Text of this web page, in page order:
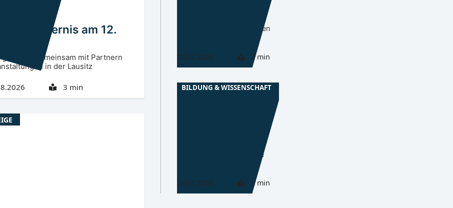
am 12.
gestaltet gemeinsam mit Partnern
in der Lausitz
3 min
Kreativität und Beruf starten
28.07.2026 2 min
BILDUNG & WISSENSCHAFT
Zuständigkeiten und feste
24.07.2026 2 min